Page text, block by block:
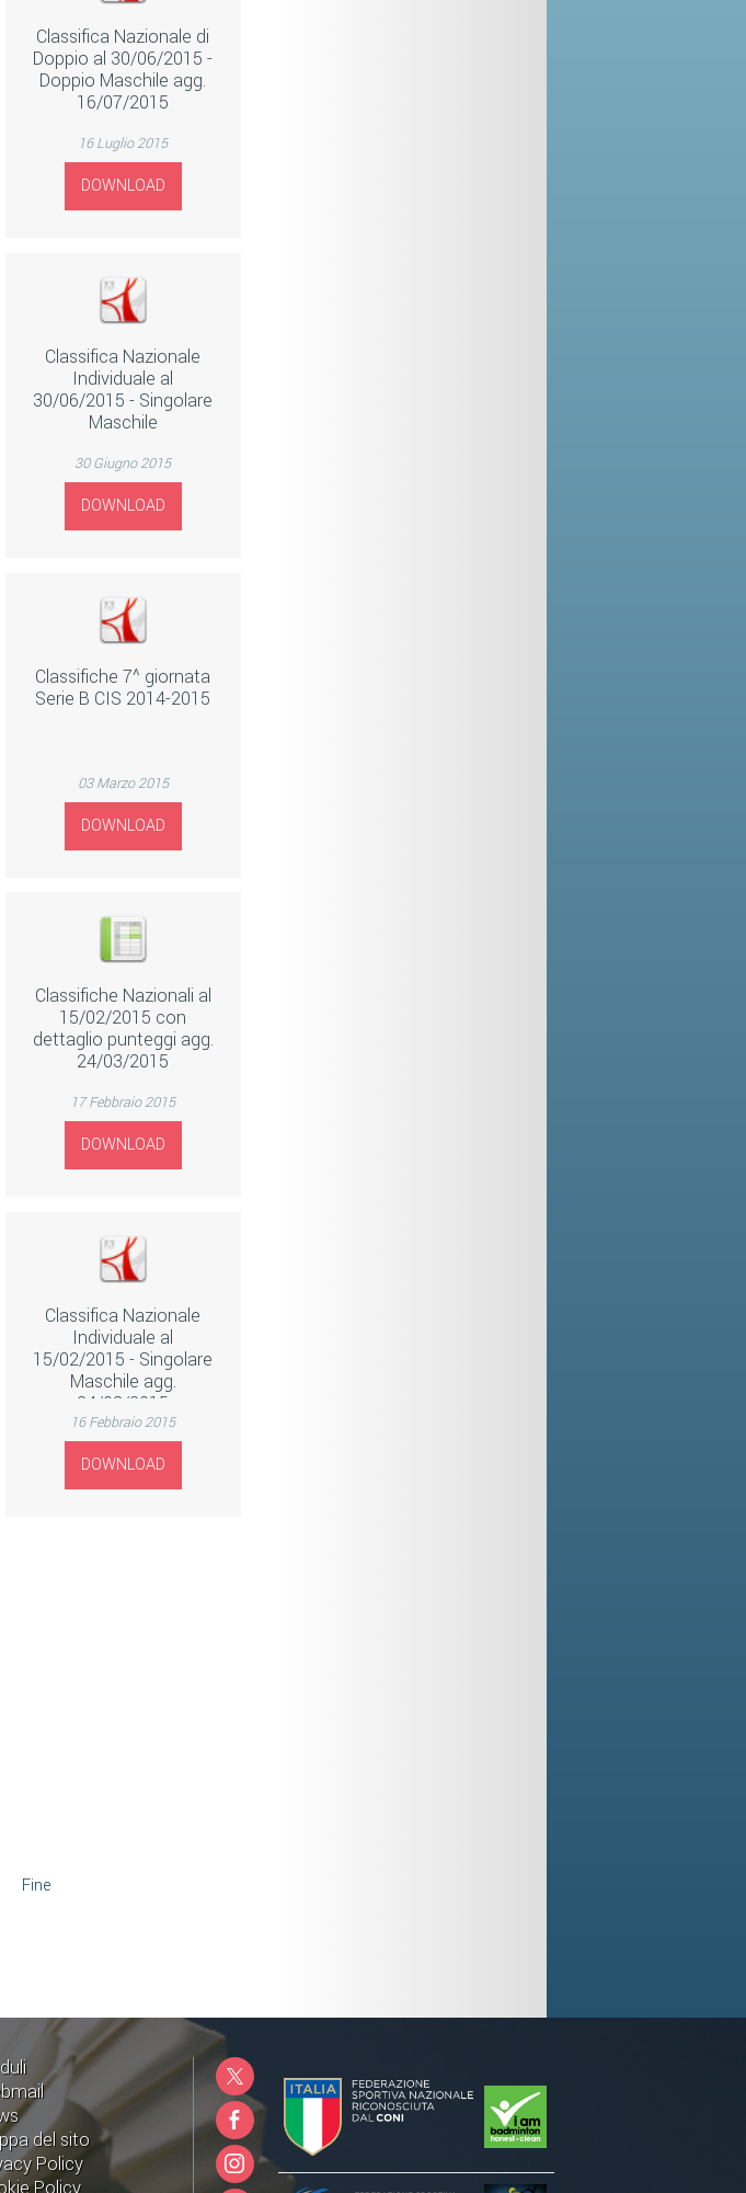
Classifica Nazionale di
Doppio al 30/06/2015 -
Doppio Maschile agg.
16/07/2015
16 Luglio 2015
DOWNLOAD
Classifica Nazionale
Individuale al
30/06/2015 - Singolare
Maschile
30 Giugno 2015
DOWNLOAD
Classifiche 7^ giornata
Serie B CIS 2014-2015
03 Marzo 2015
DOWNLOAD
Classifiche Nazionali al
15/02/2015 con
dettaglio punteggi agg.
24/03/2015
17 Febbraio 2015
DOWNLOAD
Classifica Nazionale
Individuale al
15/02/2015 - Singolare
Maschile agg.
24/03/2015
16 Febbraio 2015
DOWNLOAD
Fine
del sito
Policy